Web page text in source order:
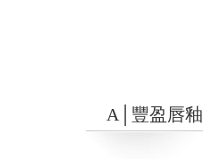
A│豐盈唇釉